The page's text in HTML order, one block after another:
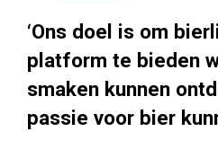
‘Ons doel is om
platform te bieden
smaken kunnen
passie voor bier